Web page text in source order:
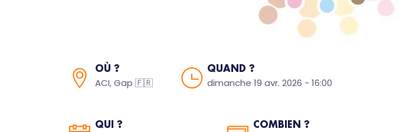
OÙ ?
ACI, Gap 🇫🇷
QUAND ?
dimanche 19 avr. 2026 - 16:00
QUI ? COMBIEN ?